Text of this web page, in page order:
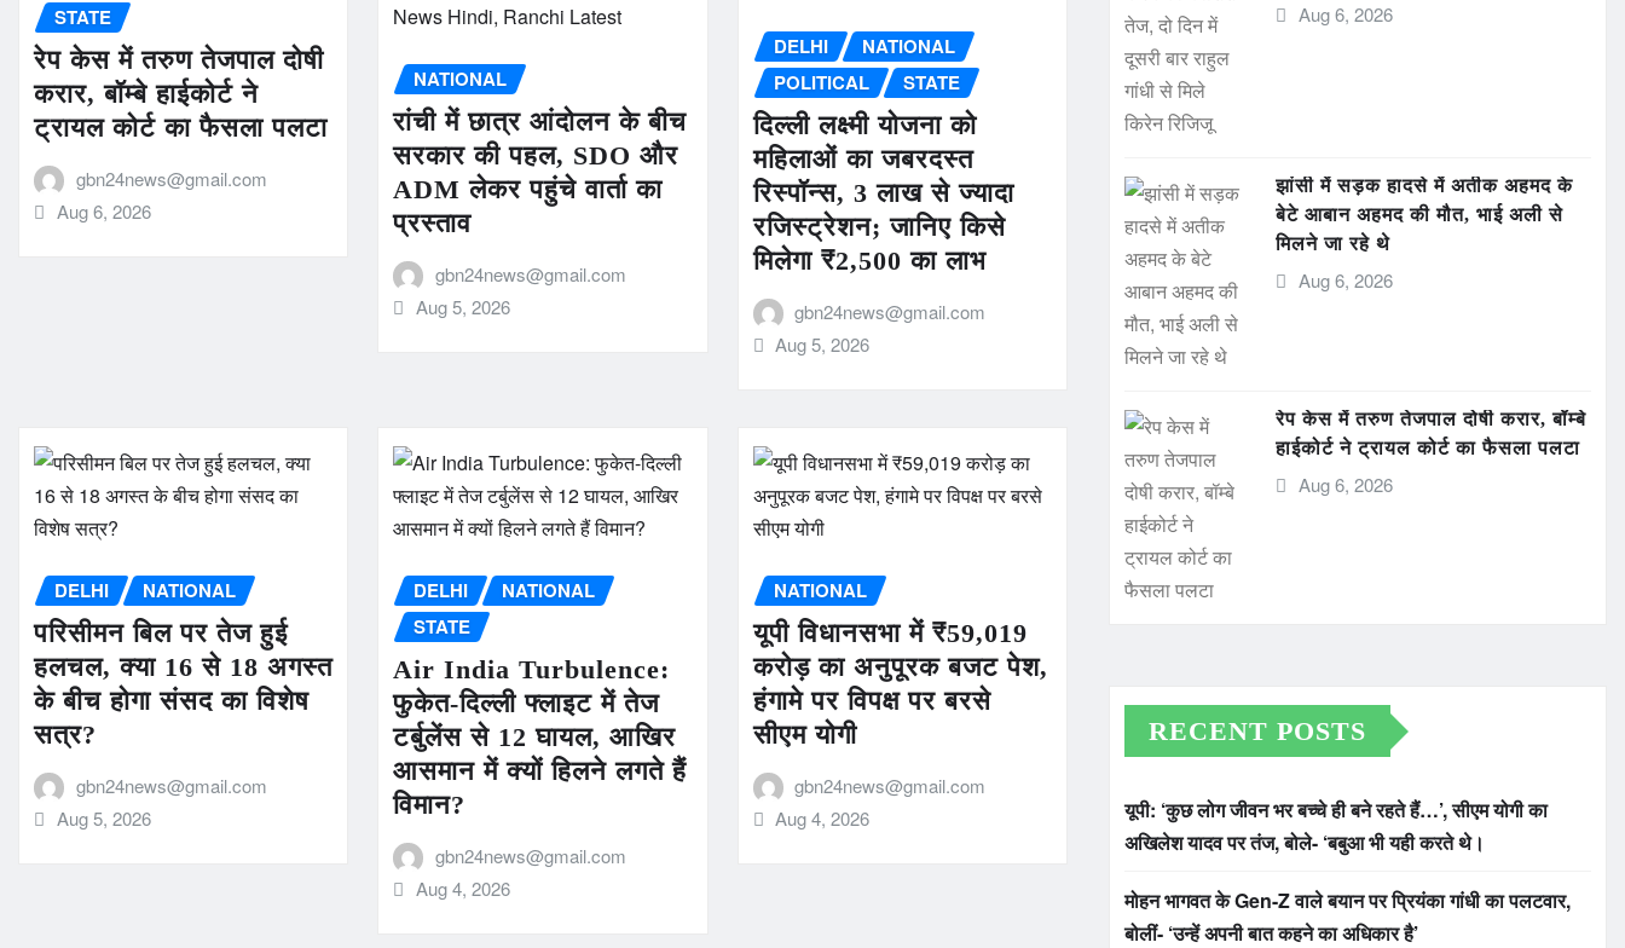
STATE
रेप केस में तरुण तेजपाल दोषी
करार, बॉम्बे हाईकोर्ट ने
ट्रायल कोर्ट का फैसला पलटा
gbn24news@gmail.com
Aug 6, 2026
NATIONAL
रांची में छात्र आंदोलन के बीच
सरकार की पहल, SDO और
ADM लेकर पहुंचे वार्ता का
प्रस्ताव
gbn24news@gmail.com
Aug 5, 2026
DELHI
NATIONAL
POLITICAL
STATE
दिल्ली लक्ष्मी योजना को
महिलाओं का जबरदस्त
रिस्पॉन्स, 3 लाख से ज्यादा
रजिस्ट्रेशन; जानिए किसे
मिलेगा ₹2,500 का लाभ
gbn24news@gmail.com
Aug 5, 2026
DELHI NATIONAL
परिसीमन बिल पर तेज हुई
हलचल, क्या 16 से 18 अगस्त
के बीच होगा संसद का विशेष
सत्र?
gbn24news@gmail.com
Aug 5, 2026
DELHI
NATIONAL
STATE
Air India Turbulence:
फुकेत-दिल्ली फ्लाइट में तेज
टर्बुलेंस से 12 घायल, आखिर
आसमान में क्यों हिलने लगते हैं
विमान?
gbn24news@gmail.com
Aug 4, 2026
NATIONAL
यूपी विधानसभा में ₹59,019
करोड़ का अनुपूरक बजट पेश,
हंगामे पर विपक्ष पर बरसे
सीएम योगी
gbn24news@gmail.com
Aug 4, 2026
Aug 6, 2026
झांसी में सड़क हादसे में अतीक अहमद के
बेटे आबान अहमद की मौत, भाई अली से
मिलने जा रहे थे
Aug 6, 2026
रेप केस में तरुण तेजपाल दोषी करार, बॉम्बे
हाईकोर्ट ने ट्रायल कोर्ट का फैसला पलटा
Aug 6, 2026
RECENT POSTS
यूपी: ‘कुछ लोग जीवन भर बच्चे ही बने रहते हैं…’, सीएम योगी का
अखिलेश यादव पर तंज, बोले- ‘बबुआ भी यही करते थे।
मोहन भागवत के Gen-Z वाले बयान पर प्रियंका गांधी का पलटवार,
बोलीं- ‘उन्हें अपनी बात कहने का अधिकार है’